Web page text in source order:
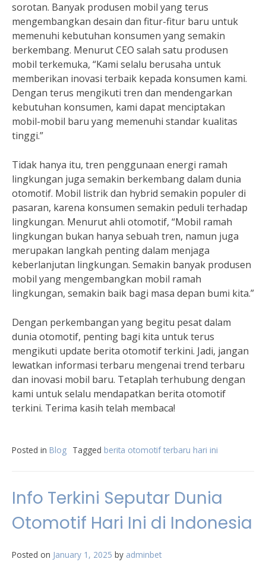
sorotan. Banyak produsen mobil yang terus
mengembangkan desain dan fitur-fitur baru untuk
memenuhi kebutuhan konsumen yang semakin
berkembang. Menurut CEO salah satu produsen
mobil terkemuka, “Kami selalu berusaha untuk
memberikan inovasi terbaik kepada konsumen kami.
Dengan terus mengikuti tren dan mendengarkan
kebutuhan konsumen, kami dapat menciptakan
mobil-mobil baru yang memenuhi standar kualitas
tinggi.”
Tidak hanya itu, tren penggunaan energi ramah
lingkungan juga semakin berkembang dalam dunia
otomotif. Mobil listrik dan hybrid semakin populer di
pasaran, karena konsumen semakin peduli terhadap
lingkungan. Menurut ahli otomotif, “Mobil ramah
lingkungan bukan hanya sebuah tren, namun juga
merupakan langkah penting dalam menjaga
keberlanjutan lingkungan. Semakin banyak produsen
mobil yang mengembangkan mobil ramah
lingkungan, semakin baik bagi masa depan bumi kita.”
Dengan perkembangan yang begitu pesat dalam
dunia otomotif, penting bagi kita untuk terus
mengikuti update berita otomotif terkini. Jadi, jangan
lewatkan informasi terbaru mengenai trend terbaru
dan inovasi mobil baru. Tetaplah terhubung dengan
kami untuk selalu mendapatkan berita otomotif
terkini. Terima kasih telah membaca!
Posted in Blog Tagged berita otomotif terbaru hari ini
Info Terkini Seputar Dunia
Otomotif Hari Ini di Indonesia
Posted on January 1, 2025 by adminbet